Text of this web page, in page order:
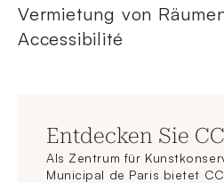
Vermietung von
Accessibilité
Entdecken Sie
Als Zentrum für
Municipal de Paris bietet